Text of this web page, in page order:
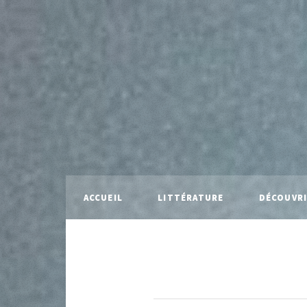
ACCUEIL LITTÉRATURE